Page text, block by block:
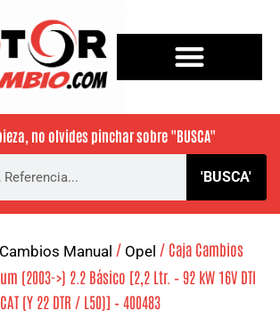
no olvides pinchar sobre "BUSCA"
'BUSCA'
Manual / Opel / Caja Cambios
(2003->) 2.2 Básico [2,2 Ltr. – 92 kW 16V DTI
CAT (Y 22 DTR / L50)] – 400483